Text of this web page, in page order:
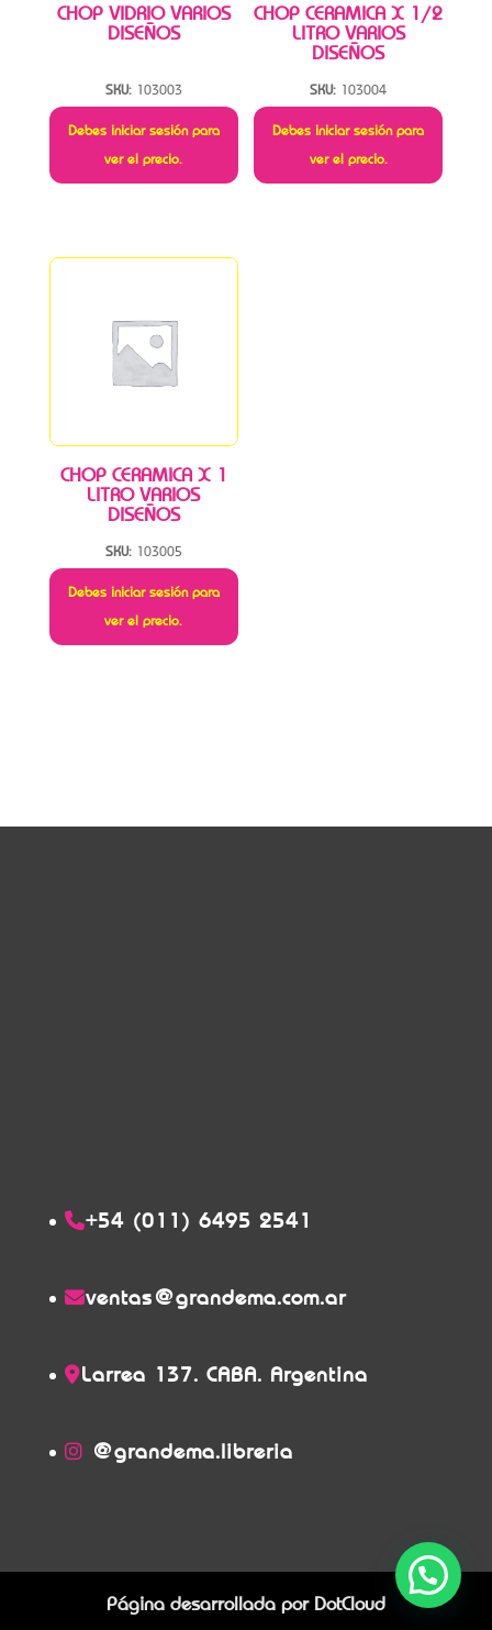
CHOP VIDRIO VARIOS
DISEÑOS
SKU: 103003
Debes iniciar sesión para
ver el precio.
CHOP CERAMICA X 1/2
LITRO VARIOS
DISEÑOS
SKU: 103004
Debes iniciar sesión para
ver el precio.
CHOP CERAMICA X 1
LITRO VARIOS
DISEÑOS
SKU: 103005
Debes iniciar sesión para
ver el precio.
+54 (011) 6495 2541
ventas@grandema.com.ar
Larrea 137. CABA. Argentina
@grandema.libreria
Página desarrollada por DotCloud